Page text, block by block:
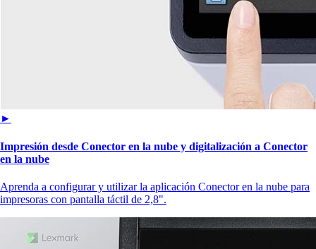
►
Impresión desde Conector en la nube y digitalización a Conector
en la nube
Aprenda a configurar y utilizar la aplicación Conector en la nube para
impresoras con pantalla táctil de 2,8".